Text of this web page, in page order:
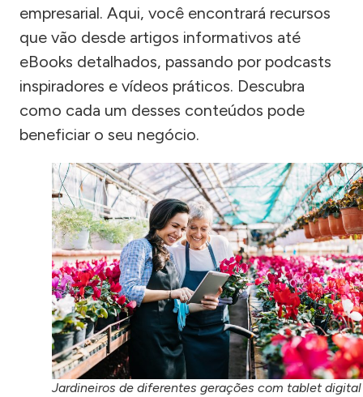
empresarial. Aqui, você encontrará recursos
que vão desde artigos informativos até
eBooks detalhados, passando por podcasts
inspiradores e vídeos práticos. Descubra
como cada um desses conteúdos pode
beneficiar o seu negócio.
Jardineiros de diferentes gerações com tablet digital